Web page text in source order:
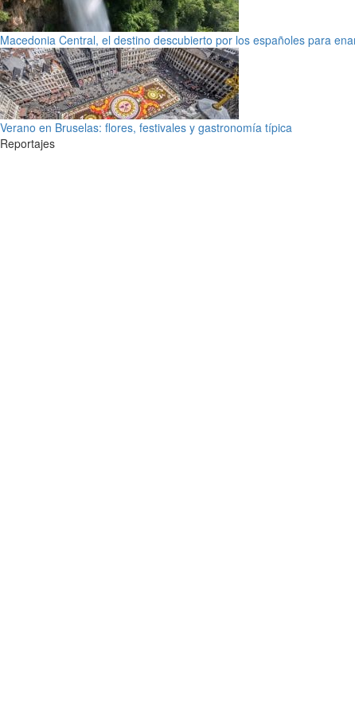
Macedonia Central, el destino descubierto por los españoles para
Verano en Bruselas: flores, festivales y gastronomía típica
Reportajes